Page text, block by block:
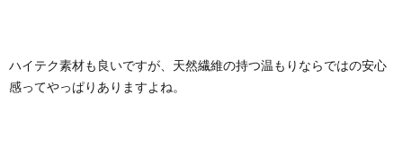
ハイテク素材も良いですが、天然繊維の持つ温もりならではの安心
感ってやっぱりありますよね。